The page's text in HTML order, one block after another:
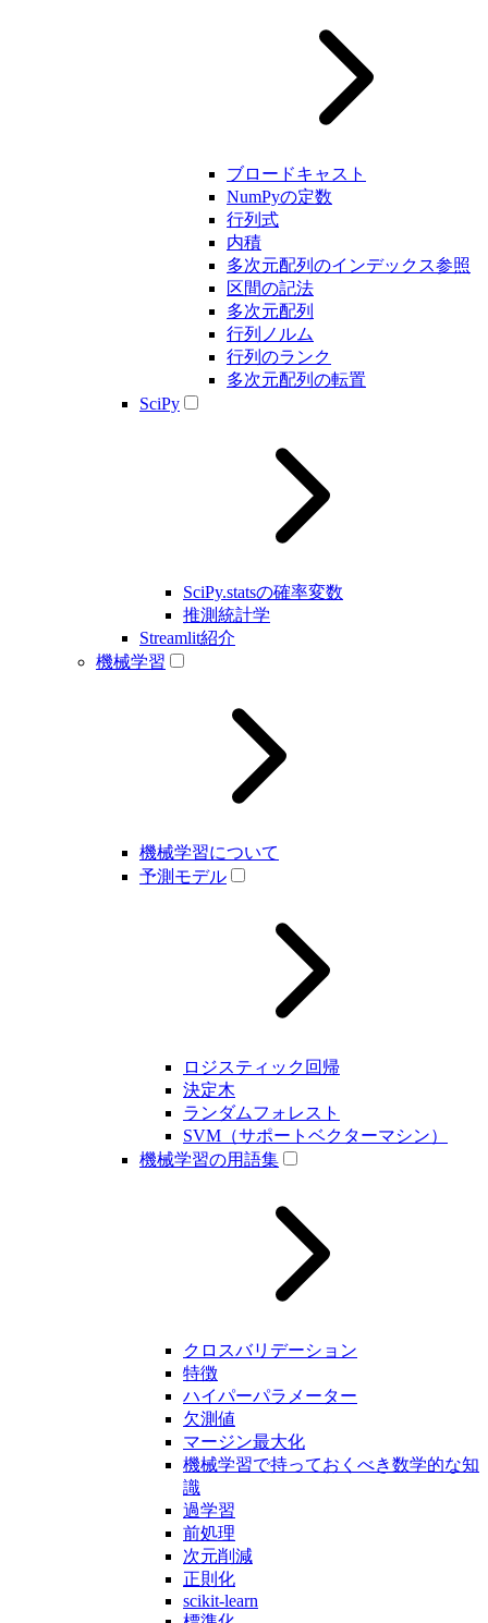
ブロードキャスト
NumPyの定数
行列式
内積
多次元配列のインデックス参照
区間の記法
多次元配列
行列ノルム
行列のランク
多次元配列の転置
SciPy
SciPy.statsの確率変数
推測統計学
Streamlit紹介
機械学習
機械学習について
予測モデル
ロジスティック回帰
決定木
ランダムフォレスト
SVM（サポートベクターマシン）
機械学習の用語集
クロスバリデーション
特徴
ハイパーパラメーター
欠測値
マージン最大化
機械学習で持っておくべき数学的な知
識
過学習
前処理
次元削減
正則化
scikit-learn